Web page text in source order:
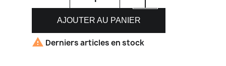
AJOUTER AU PANIER
 Derniers articles en stock